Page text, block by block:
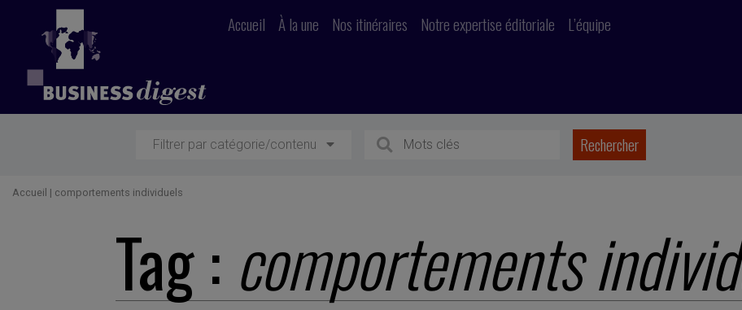
Accueil À la une Nos itinéraires Notre expertise éditoriale L’équipe
Filtrer par catégorie/contenu
Accueil | comportements individuels
Tag : comportements